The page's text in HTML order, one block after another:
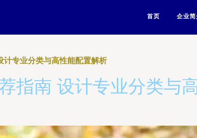
首页 企业简
计专业分类与高性能配置解析
指南 设计专业分类与